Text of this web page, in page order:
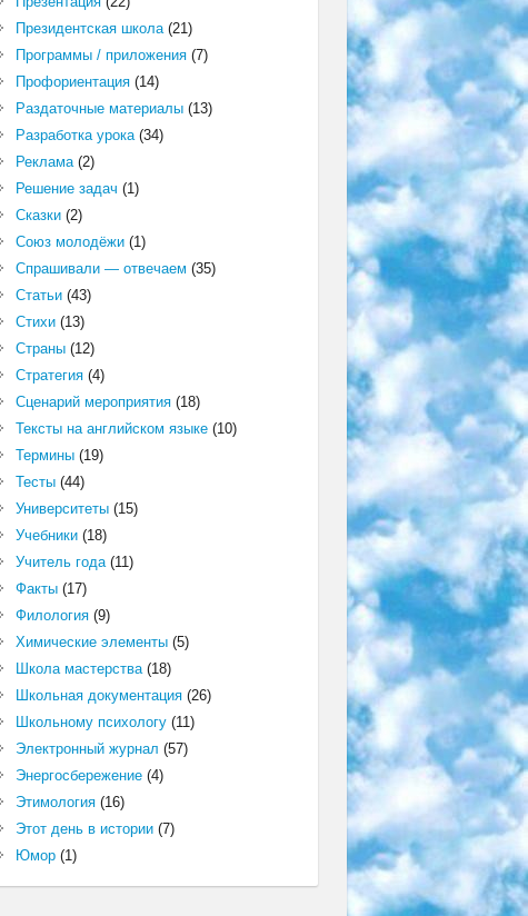
Президентская школа(21)
Программы / приложения(7)
Профориентация(14)
Раздаточные материалы(13)
Разработка урока(34)
Реклама(2)
Решение задач (1)
Сказки(2)
Союз молодёжи(1)
Спрашивали — отвечаем (35)
Статьи(43)
Стихи(13)
Страны(12)
Стратегия(4)
Сценарий мероприятия(18)
Тексты на английском языке(10)
Термины(19)
Тесты(44)
Университеты(15)
Учебники(18)
Учитель года(11)
Факты(17)
Филология(9)
Химические элементы(5)
Школа мастерства(18)
Школьная документация(26)
Школьному психологу(11)
Электронный журнал (57)
Энергосбережение(4)
Этимология(16)
Этот день в истории(7)
Юмор(1)